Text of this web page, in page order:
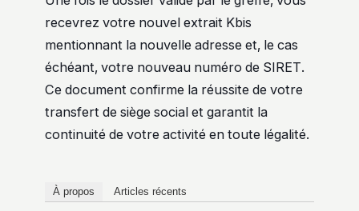
recevrez votre nouvel extrait Kbis
mentionnant la nouvelle adresse et, le cas
échéant, votre nouveau numéro de SIRET.
Ce document confirme la réussite de votre
transfert de siège social et garantit la
continuité de votre activité en toute légalité.
À propos Articles récents